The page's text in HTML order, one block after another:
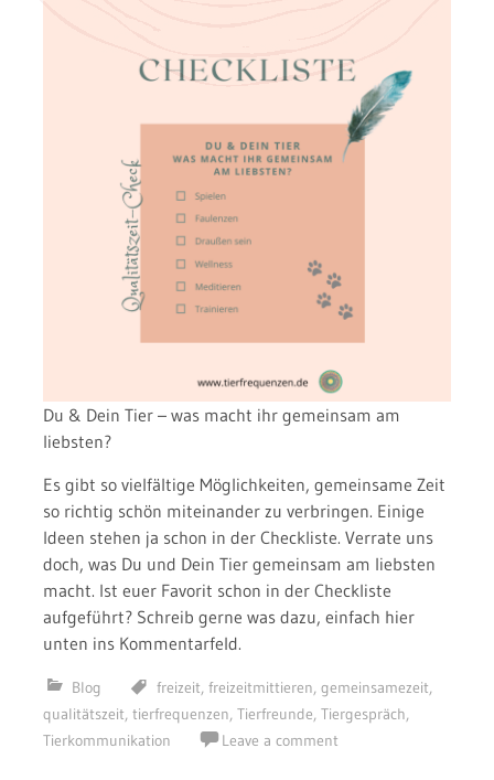
Du & Dein Tier – was macht ihr gemeinsam am
liebsten?
Es gibt so vielfältige Möglichkeiten, gemeinsame Zeit
so richtig schön miteinander zu verbringen. Einige
Ideen stehen ja schon in der Checkliste. Verrate uns
doch, was Du und Dein Tier gemeinsam am liebsten
macht. Ist euer Favorit schon in der Checkliste
aufgeführt? Schreib gerne was dazu, einfach hier
unten ins Kommentarfeld.
Blog freizeit, freizeitmittieren, gemeinsamezeit,
qualitätszeit, tierfrequenzen, Tierfreunde, Tiergespräch,
Tierkommunikation
Leave a comment